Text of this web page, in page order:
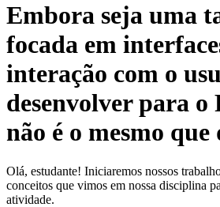
Embora seja uma
focada em
interação com o
desenvolver para
não é o mesmo que
Olá, estudante! Iniciaremos nossos
conceitos que vimos em nossa disciplina
atividade.